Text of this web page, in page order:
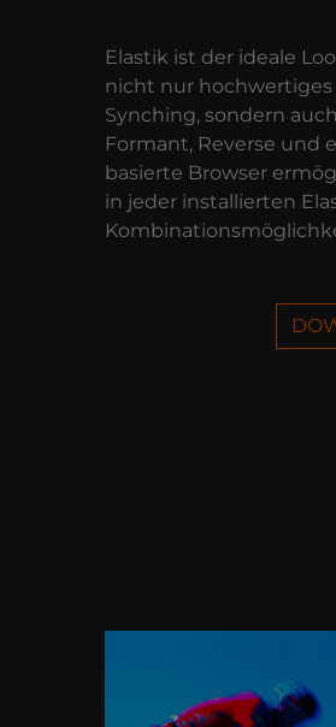
Elastik ist der ideale
nicht nur
Synching, sondern
Formant, Reverse und
basierte Browser
in jeder installierten